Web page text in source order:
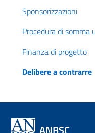
Sponsorizzazioni
Procedura di somma
Finanza di progetto
Delibere a contrarre